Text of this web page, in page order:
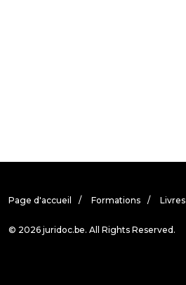
Page d'accueil Formations Livres
© 2026 juridoc.be. All Rights Reserved.